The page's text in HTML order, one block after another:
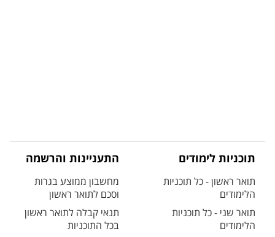
תוכניות לימודים
תואר ראשון - כל תוכניות
הלימודים
תואר שני - כל תוכניות
הלימודים
התעניינות והרשמה
מחשבון ממוצע בגרות
וסכם לתואר ראשון
תנאי קבלה לתואר ראשון
בכל התוכניות